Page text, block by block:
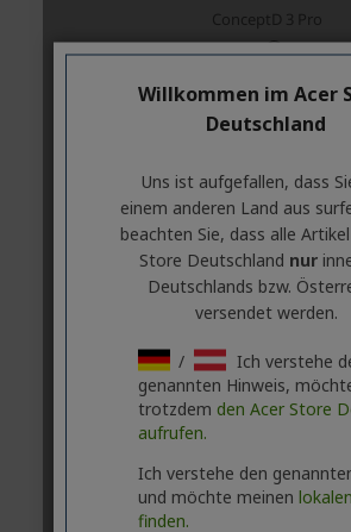
Willkommen im Acer
Deutschland
Uns ist aufgefallen, dass
einem anderen Land aus
beachten Sie, dass alle
Store Deutschland nur
Deutschlands bzw.
versendet werden.
/
Ich verstehe
genannten Hinweis,
trotzdem den Acer Store
aufrufen.
Ich verstehe den
und möchte meinen
finden.